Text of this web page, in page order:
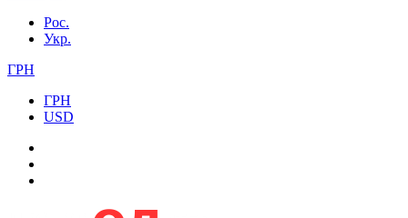
Рос.
Укр.
ГРН
ГРН
USD